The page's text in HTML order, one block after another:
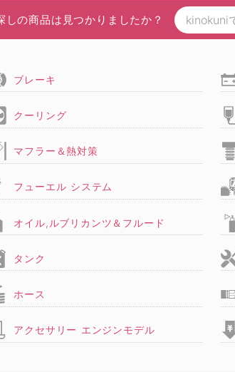
しの商品は見つかりましたか？
ブレーキ
クーリング
マフラー＆熱対策
フューエル システム
オイル,ルブリカンツ＆フルード
タンク
ホース
アクセサリー エンジンモデル